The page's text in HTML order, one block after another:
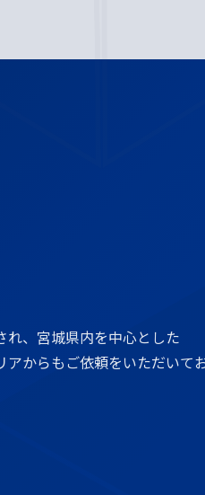
、宮城県内を中心とした
からもご依頼をいただいてお